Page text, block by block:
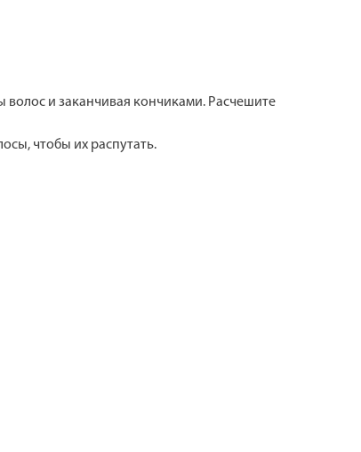
и заканчивая кончиками. Расчешите
чтобы их распутать.